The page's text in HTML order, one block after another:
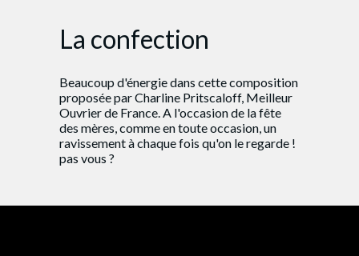
La confection
Beaucoup d'énergie dans cette composition
proposée par Charline Pritscaloff, Meilleur
Ouvrier de France. A l'occasion de la fête
des mères, comme en toute occasion, un
ravissement à chaque fois qu'on le regarde !
pas vous ?